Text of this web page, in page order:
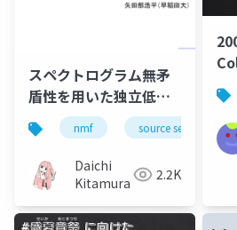
スペクトログラム無矛
盾性を用いた独立低ラ
ンク行列分析の実験的
評価
nmf source separation
Daichi
Kitamura
2.2K